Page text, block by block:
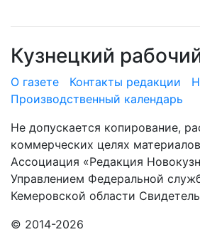
Кузнецкий
О газете Контакты редакции
Производственный календарь
Не допускается копирование,
коммерческих целях
Ассоциация «Редакция
Управлением Федеральной
Кемеровской области
© 2014-2026